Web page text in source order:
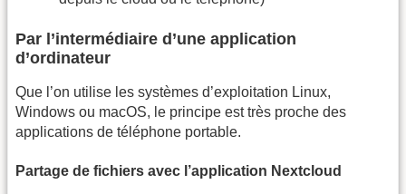
Par l’intermédiaire d’une application
d’ordinateur
Que l’on utilise les systèmes d’exploitation Linux,
Windows ou macOS, le principe est très proche des
applications de téléphone portable.
Partage de fichiers avec l’application Nextcloud